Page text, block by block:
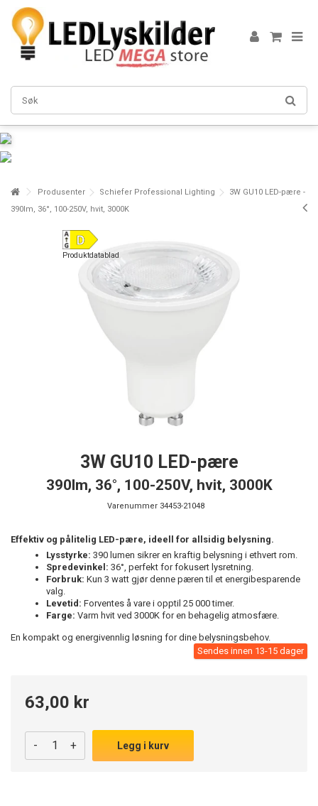
Produsenter Schiefer Professional Lighting
3W GU10 LED-pære -
390lm, 36°, 100-250V, hvit, 3000K
Produktdatablad
3W GU10 LED-pære
390lm, 36°, 100-250V, hvit, 3000K
Varenummer 34453-21048
Effektiv og pålitelig LED-pære, ideell for allsidig belysning.
Lysstyrke: 390 lumen sikrer en kraftig belysning i ethvert rom.
Spredevinkel: 36°, perfekt for fokusert lysretning.
Forbruk: Kun 3 watt gjør denne pæren til et energibesparende
valg.
Levetid: Forventes å vare i opptil 25 000 timer.
Farge: Varm hvit ved 3000K for en behagelig atmosfære.
En kompakt og energivennlig løsning for dine belysningsbehov.
Sendes innen 13-15 dager
63,00 kr
- + Legg i kurv